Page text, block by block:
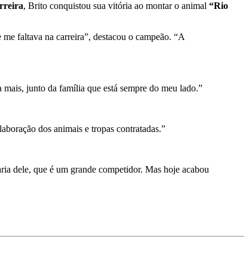
, Brito conquistou sua vitória ao montar o animal “Rio
faltava na carreira”, destacou o campeão. “A
junto da família que está sempre do meu lado.”
dos animais e tropas contratadas.”
dele, que é um grande competidor. Mas hoje acabou